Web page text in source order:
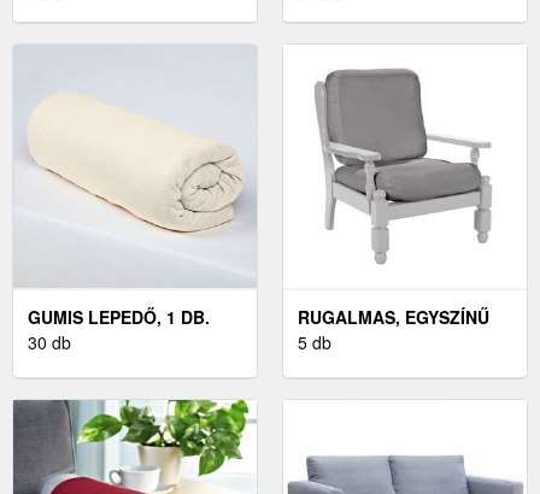
GUMIS LEPEDŐ, 1 DB.
30 db
RUGALMAS, EGYSZÍNŰ
HUZAT RUSZTIKUS
5 db